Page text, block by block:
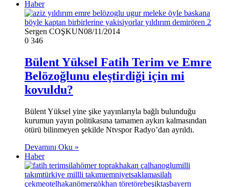
Haber
Sergen COŞKUN08/11/2014
0 346
Bülent Yüksel Fatih Terim ve Emre
Belözoğlunu eleştirdiği için mi
kovuldu?
Bülent Yüksel yine şike yayınlarıyla bağlı bulunduğu
kurumun yayın politikasına tamamen aykırı kalmasından
ötürü bilinmeyen şekilde Ntvspor Radyo’dan ayrıldı.
Devamını Oku »
Haber